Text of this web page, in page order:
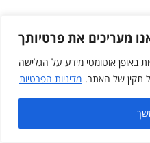
באופן אוטומטי מידע על הגלישה
תקין של האתר. מדיניות הפרטיות